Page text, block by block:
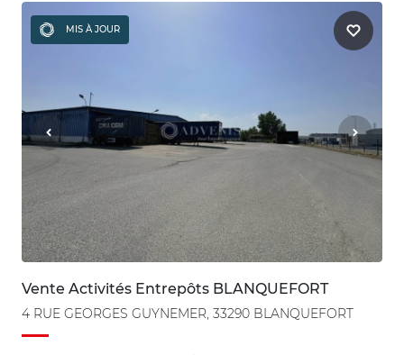
MIS À JOUR
Vente Activités Entrepôts BLANQUEFORT
4 RUE GEORGES GUYNEMER, 33290 BLANQUEFORT